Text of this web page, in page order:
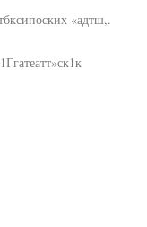
«адтш,.